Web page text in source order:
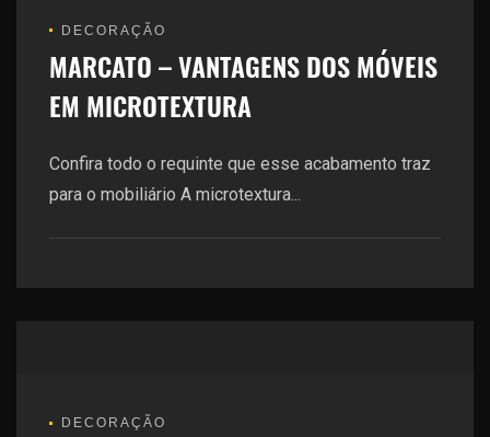
DECORAÇÃO
MARCATO – VANTAGENS DOS MÓVEIS
EM MICROTEXTURA
Confira todo o requinte que esse acabamento traz
para o mobiliário A microtextura...
DECORAÇÃO